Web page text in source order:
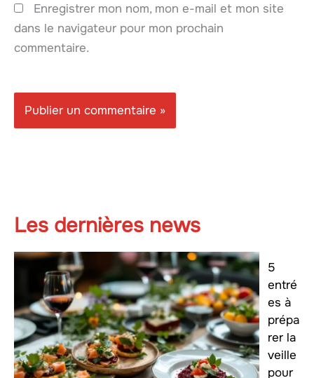
Enregistrer mon nom, mon e-mail et mon site
dans le navigateur pour mon prochain
commentaire.
Les dernières news
5
entré
es à
prépa
rer la
veille
pour